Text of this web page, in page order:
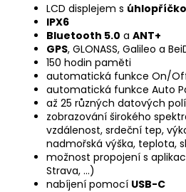
LCD displejem s
IPX6
Bluetooth 5.0 a ANT+
GPS, GLONASS, Galileo a
150 hodin paměti
automatická funkce On/
automatická funkce Auto
až 25 různých datových polí
zobrazování širokého
vzdálenost, srdeční tep,
nadmořská výška, teplota,
možnost propojení s
Strava, ...)
nabíjení pomocí USB-C